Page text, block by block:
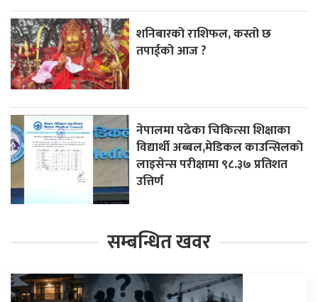
शनिबारको राशिफल, कस्तो छ
तपाईको आज ?
नेपालमा पढेका चिकित्सा शिक्षाका
विद्यार्थी अब्बल,मेडिकल काउन्सिलको
लाइसेन्स परीक्षामा ९८.३७ प्रतिशत
उत्तिर्ण
सम्बन्धित खवर